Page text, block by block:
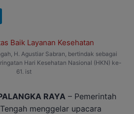
H. Agustiar Sabran, bertindak sebagai
Hari Kesehatan Nasional (HKN) ke-
61. ist
RAYA – Pemerintah
menggelar upacara